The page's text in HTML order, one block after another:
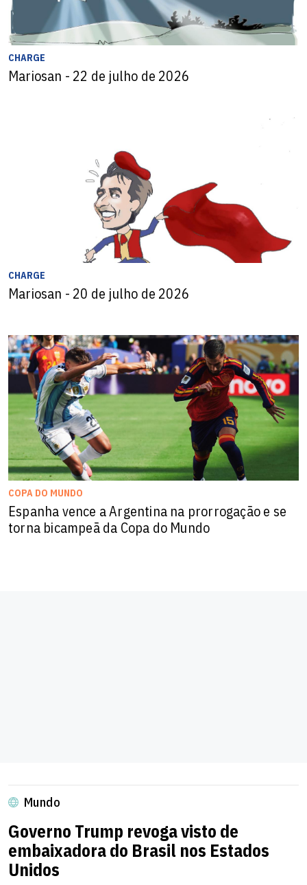
CHARGE
Mariosan - 22 de julho de 2026
CHARGE
Mariosan - 20 de julho de 2026
COPA DO MUNDO
Espanha vence a Argentina na prorrogação e se
torna bicampeã da Copa do Mundo
Mundo
Governo Trump revoga visto de
embaixadora do Brasil nos Estados
Unidos